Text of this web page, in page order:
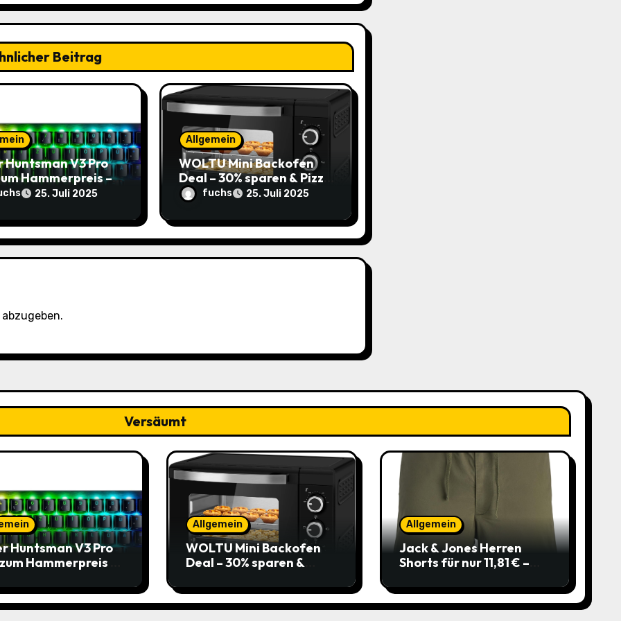
Beitrag
Huntsman V3 Pro
Hammerpreis –
25. Juli 2025
Allgemein
WOLTU Mini Backofen
Deal – 30% sparen & Pizza
genießen
fuchs 25. Juli 2025
Versäumt
Huntsman V3 Pro
Hammerpreis –
Allgemein
WOLTU Mini Backofen
Deal – 30% sparen &
Allgemein
Jack & Jones Herren
Shorts für nur 11,81 € –